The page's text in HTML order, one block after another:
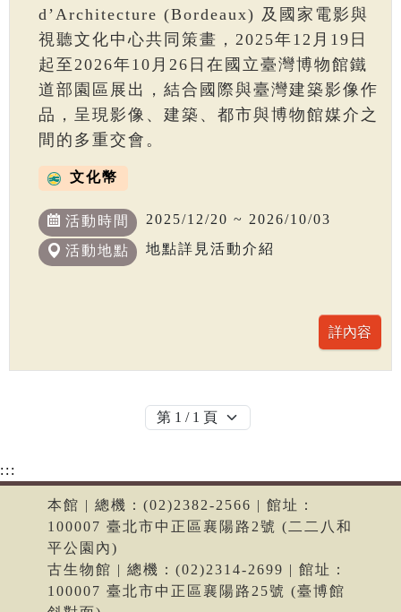
d’Architecture (Bordeaux) 及國家電影與
視聽文化中心共同策畫，2025年12月19日
起至2026年10月26日在國立臺灣博物館鐵
道部園區展出，結合國際與臺灣建築影像作
品，呈現影像、建築、都市與博物館媒介之
間的多重交會。
文化幣
活動時間 2025/12/20 ~ 2026/10/03
活動地點 地點詳見活動介紹
:::
本館 | 總機：(02)2382-2566 | 館址：
100007 臺北市中正區襄陽路2號 (二二八和
平公園內)
古生物館 | 總機：(02)2314-2699 | 館址：
100007 臺北市中正區襄陽路25號 (臺博館